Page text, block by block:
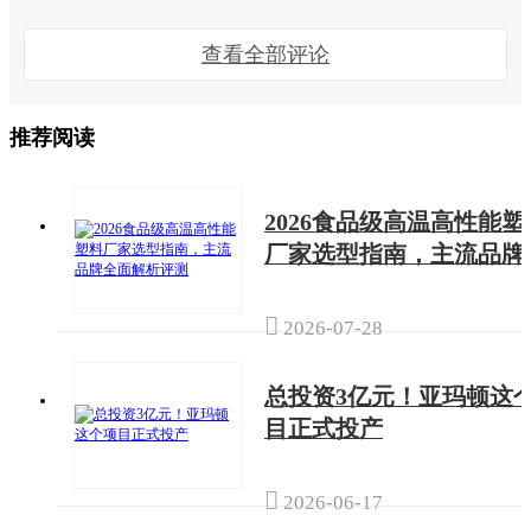
查看全部评论
推荐阅读
2026食品级高温高性能塑
厂家选型指南，主流品牌
 2026-07-28
总投资3亿元！亚玛顿这
目正式投产
 2026-06-17